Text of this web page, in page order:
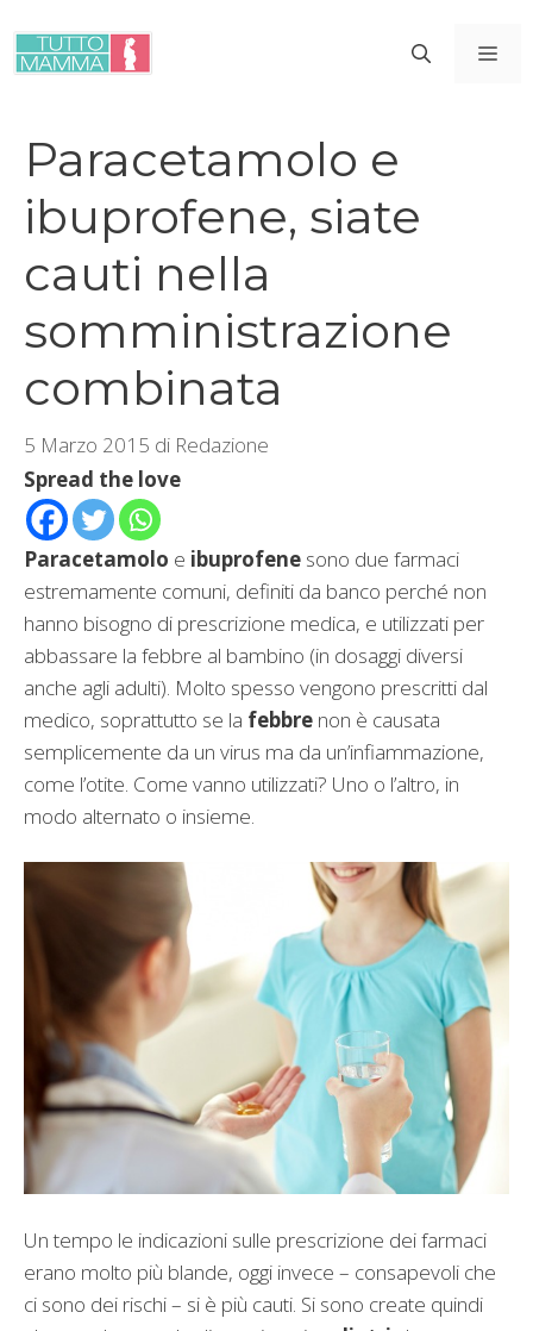
contenuto
Paracetamolo e
ibuprofene, siate
cauti nella
somministrazione
combinata
5 Marzo 2015 di Redazione
Spread the love
Paracetamolo e ibuprofene sono due farmaci
estremamente comuni, definiti da banco perché non
hanno bisogno di prescrizione medica, e utilizzati per
abbassare la febbre al bambino (in dosaggi diversi
anche agli adulti). Molto spesso vengono prescritti dal
medico, soprattutto se la febbre non è causata
semplicemente da un virus ma da un’infiammazione,
come l’otite. Come vanno utilizzati? Uno o l’altro, in
modo alternato o insieme.
Un tempo le indicazioni sulle prescrizione dei farmaci
erano molto più blande, oggi invece – consapevoli che
ci sono dei rischi – si è più cauti. Si sono create quindi